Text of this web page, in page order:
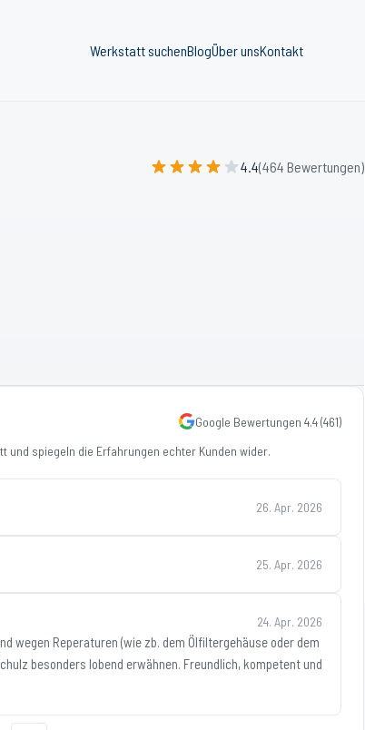
Werkstatt suchenBlogÜber unsKontakt
4.4(464 Bewertungen)
Google Bewertungen 4.4(461)
und spiegeln die Erfahrungen echter Kunden wider.
26. Apr. 2026
25. Apr. 2026
24. Apr. 2026
wegen Reperaturen (wie zb. dem Ölfiltergehäuse oder dem
besonders lobend erwähnen. Freundlich, kompetent und